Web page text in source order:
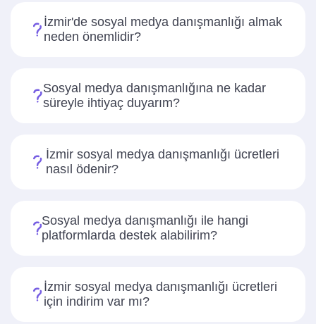
İzmir'de sosyal medya danışmanlığı almak
neden önemlidir?
Sosyal medya danışmanlığına ne kadar
süreyle ihtiyaç duyarım?
İzmir sosyal medya danışmanlığı ücretleri
nasıl ödenir?
Sosyal medya danışmanlığı ile hangi
platformlarda destek alabilirim?
İzmir sosyal medya danışmanlığı ücretleri
için indirim var mı?